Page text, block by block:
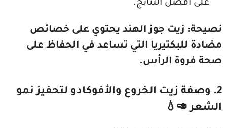
على أفضل النتائج.
نصيحة: زيت جوز الهند يحتوي على خصائص
مضادة للبكتيريا التي تساعد في الحفاظ على
صحة فروة الرأس.
2. وصفة زيت الخروع والأفوكادو لتحفيز نمو
الشعر 🥑💧